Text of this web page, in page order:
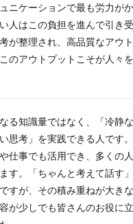
ニケーションで最も労力が
人はこの負担を進んで引き
が整理され、高品質なアウ
のアウトプットこそが人々
る知識量ではなく、「冷静な
思考」を実践できる人です
仕事でも活用でき、多くの
す。「ちゃんと考えて話す
すが、その積み重ねが大き
が少しでも皆さんのお役に